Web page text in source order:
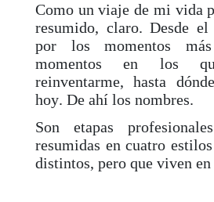
Como un viaje de mi vida
resumido, claro. Desde
por los momentos
momentos en los
reinventarme, hasta
hoy. De ahí los nombres.
Son etapas
resumidas en cuatro
distintos, pero que viven